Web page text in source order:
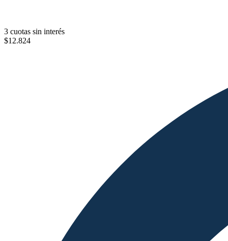
3 cuotas sin interés
$12.824